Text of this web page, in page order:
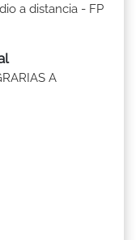
a distancia - FP
A